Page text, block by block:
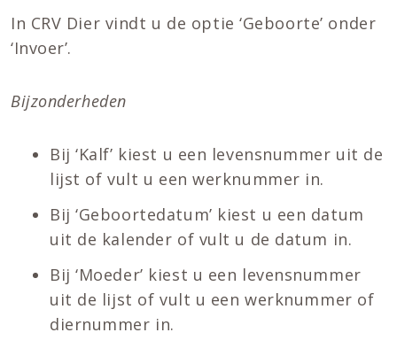
In CRV Dier vindt u de optie ‘Geboorte’ onder
‘Invoer’.
Bijzonderheden
Bij ‘Kalf’ kiest u een levensnummer uit de
lijst of vult u een werknummer in.
Bij ‘Geboortedatum’ kiest u een datum
uit de kalender of vult u de datum in.
Bij ‘Moeder’ kiest u een levensnummer
uit de lijst of vult u een werknummer of
diernummer in.